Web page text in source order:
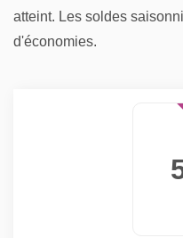
atteint. Les soldes
d'économies.